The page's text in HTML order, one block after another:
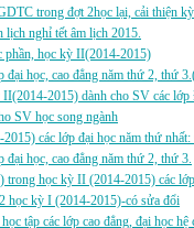
trong đợt 2học lại, cải thiện
lịch nghỉ tết âm lịch 2015.
phần, học kỳ II(2014-2015)
đại học, cao đẳng năm thứ 2, thứ
2015) dành cho SV các
SV học song ngành
các lớp đại học năm thứ
học, cao đẳng năm thứ 2, thứ 3.
trong học kỳ II (2014-2015) các
học kỳ I (2014-2015)-có sửa đổi
tập các lớp cao đẳng, đại học